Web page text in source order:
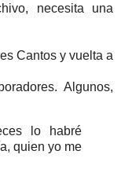
necesita una
Cantos y vuelta a
Algunos,
lo habré
quien yo me